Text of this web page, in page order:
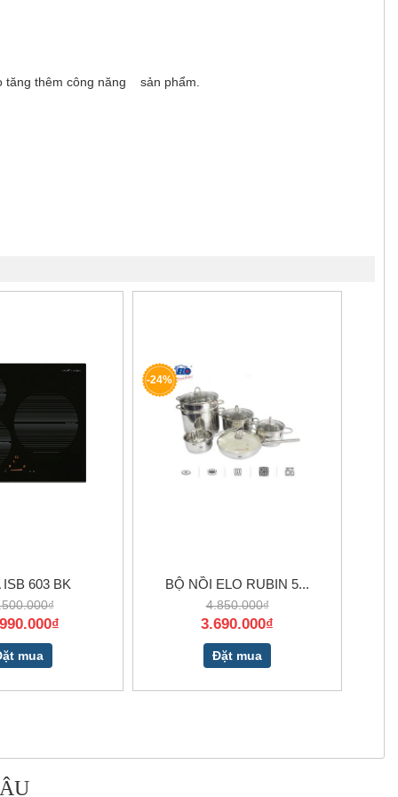
tăng thêm công năng sản phẩm.
ISB 603 BK
mua
-24%
BỘ NỒI ELO RUBIN 5...
4.850.000₫
3.690.000₫
Đặt mua